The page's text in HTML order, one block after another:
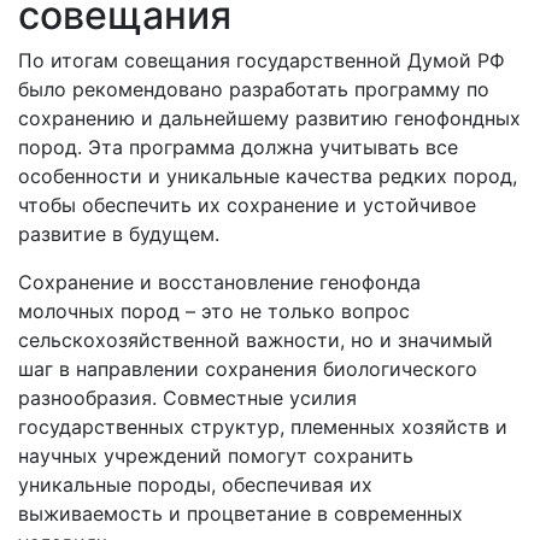
совещания
По итогам совещания государственной Думой РФ
было рекомендовано разработать программу по
сохранению и дальнейшему развитию генофондных
пород. Эта программа должна учитывать все
особенности и уникальные качества редких пород,
чтобы обеспечить их сохранение и устойчивое
развитие в будущем.
Сохранение и восстановление генофонда
молочных пород – это не только вопрос
сельскохозяйственной важности, но и значимый
шаг в направлении сохранения биологического
разнообразия. Совместные усилия
государственных структур, племенных хозяйств и
научных учреждений помогут сохранить
уникальные породы, обеспечивая их
выживаемость и процветание в современных